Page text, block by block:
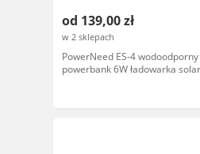
od 139,00 zł
w 2 sklepach
PowerNeed ES-4 wodoodporny
powerbank 6W ładowarka